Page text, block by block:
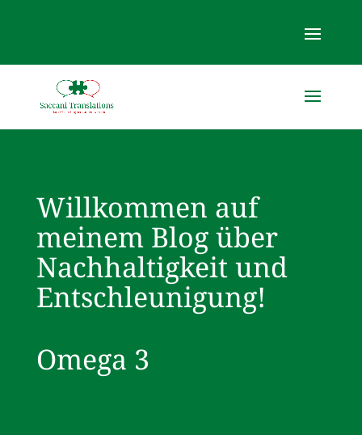
Willkommen auf
meinem Blog über
Nachhaltigkeit und
Entschleunigung!
Omega 3